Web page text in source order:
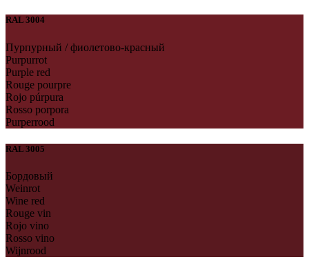
RAL 3004
Пурпурный / фиолетово-красный
Purpurrot
Purple red
Rouge pourpre
Rojo púrpura
Rosso porpora
Purperrood
RAL 3005
Бордовый
Weinrot
Wine red
Rouge vin
Rojo vino
Rosso vino
Wijnrood